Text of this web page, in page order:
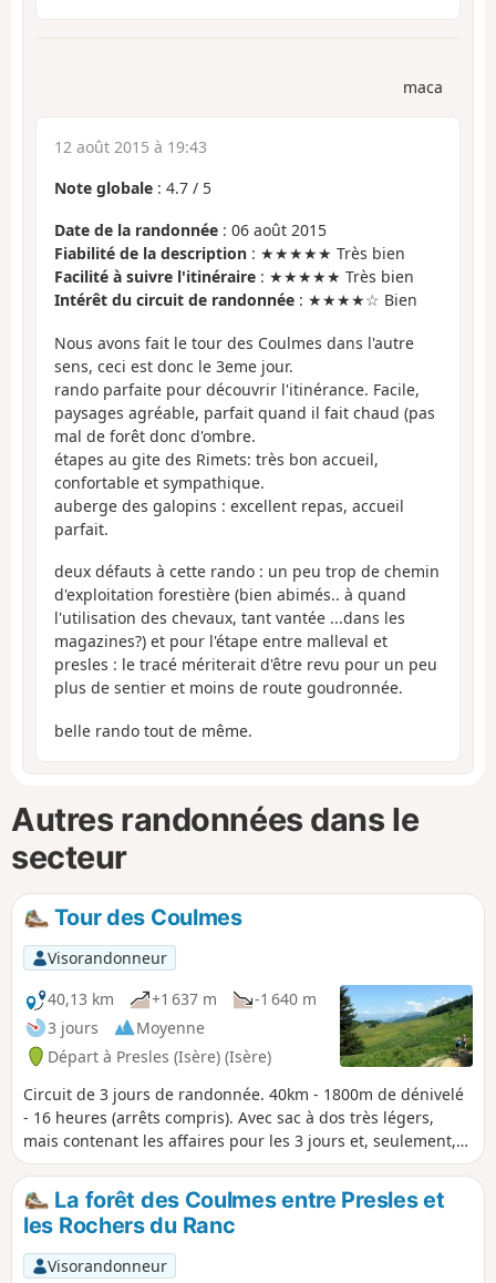
maca
12 août 2015 à 19:43
Note globale : 4.7 / 5
Date de la randonnée : 06 août 2015
Fiabilité de la description : ★★★★★ Très bien
Facilité à suivre l'itinéraire : ★★★★★ Très bien
Intérêt du circuit de randonnée : ★★★★☆ Bien
Nous avons fait le tour des Coulmes dans l'autre
sens, ceci est donc le 3eme jour.
rando parfaite pour découvrir l'itinérance. Facile,
paysages agréable, parfait quand il fait chaud (pas
mal de forêt donc d'ombre.
étapes au gite des Rimets: très bon accueil,
confortable et sympathique.
auberge des galopins : excellent repas, accueil
parfait.
deux défauts à cette rando : un peu trop de chemin
d'exploitation forestière (bien abimés.. à quand
l'utilisation des chevaux, tant vantée ...dans les
magazines?) et pour l'étape entre malleval et
presles : le tracé mériterait d'être revu pour un peu
plus de sentier et moins de route goudronnée.
belle rando tout de même.
Autres randonnées dans le
secteur
Tour des Coulmes
Visorandonneur
40,13 km
+1 637 m
-1 640 m
3 jours
Moyenne
Départ à Presles (Isère) (Isère)
Circuit de 3 jours de randonnée. 40km - 1800m de dénivelé
- 16 heures (arrêts compris). Avec sac à dos très légers,
mais contenant les affaires pour les 3 jours et, seulement,
le repas d'un midi. A faire si l'on aime se promener en forêt.
La forêt des Coulmes entre Presles et
les Rochers du Ranc
Visorandonneur